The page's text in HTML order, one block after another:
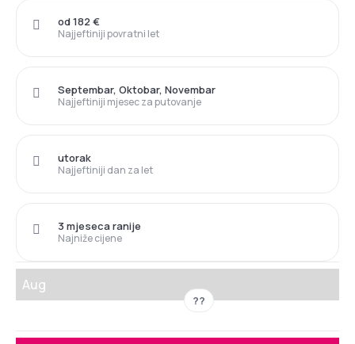
Najjeftiniji povratni let
od 182 €
Najjeftiniji mjesec za putovanje
Septembar, Oktobar, Novembar
Najjeftiniji dan za let
utorak
Najniže cijene
3 mjeseca ranije
Aug
??